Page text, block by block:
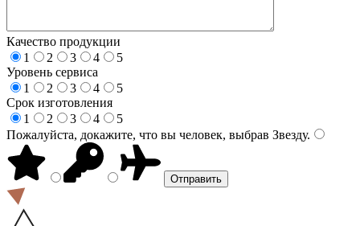
Качество продукции
1
2 3 4
5
Уровень сервиса
1
2 3 4
5
Срок изготовления
1
2 3 4
5
Пожалуйста, докажите, что вы человек, выбрав Звезду.